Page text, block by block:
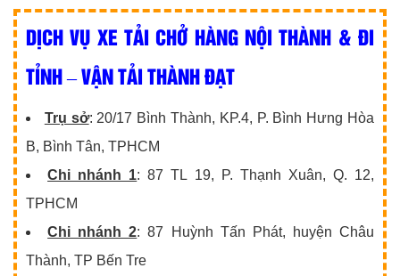
DỊCH VỤ XE TẢI CHỞ HÀNG NỘI THÀNH & ĐI
TỈNH – VẬN TẢI THÀNH ĐẠT
Trụ sở: 20/17 Bình Thành, KP.4, P. Bình Hưng Hòa
B, Bình Tân, TPHCM
Chi nhánh 1: 87 TL 19, P. Thạnh Xuân, Q. 12,
TPHCM
Chi nhánh 2: 87 Huỳnh Tấn Phát, huyện Châu
Thành, TP Bến Tre